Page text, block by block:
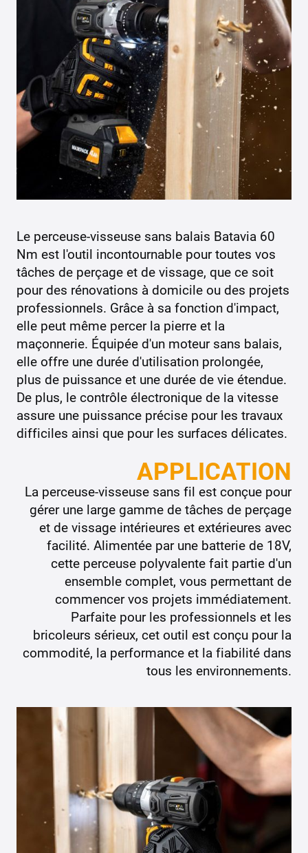
Le perceuse-visseuse sans balais Batavia 60
Nm est l'outil incontournable pour toutes vos
tâches de perçage et de vissage, que ce soit
pour des rénovations à domicile ou des projets
professionnels. Grâce à sa fonction d'impact,
elle peut même percer la pierre et la
maçonnerie. Équipée d'un moteur sans balais,
elle offre une durée d'utilisation prolongée,
plus de puissance et une durée de vie étendue.
De plus, le contrôle électronique de la vitesse
assure une puissance précise pour les travaux
difficiles ainsi que pour les surfaces délicates.
APPLICATION
La perceuse-visseuse sans fil est conçue pour
gérer une large gamme de tâches de perçage
et de vissage intérieures et extérieures avec
facilité. Alimentée par une batterie de 18V,
cette perceuse polyvalente fait partie d'un
ensemble complet, vous permettant de
commencer vos projets immédiatement.
Parfaite pour les professionnels et les
bricoleurs sérieux, cet outil est conçu pour la
commodité, la performance et la fiabilité dans
tous les environnements.